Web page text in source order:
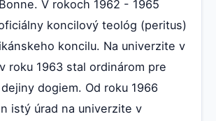
V rokoch 1962 - 1965
koncilový teológ (peritus)
koncilu. Na univerzite v
roku 1963 stal ordinárom pre
dogiem. Od roku 1966
istý úrad na univerzite v